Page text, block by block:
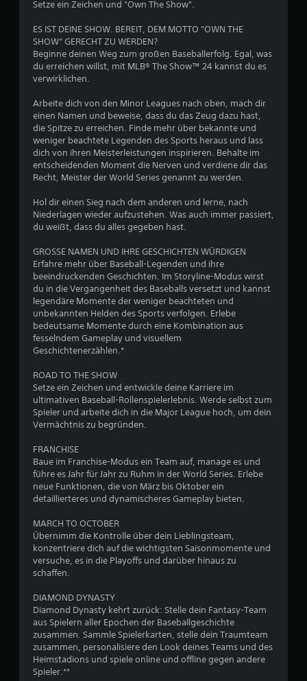
g
3
.
6
v
5
e
r
e
u
2
7
6
Setze ein Zeichen und "Own The Show".
ES IST DEINE SHOW. BEREIT, DEM MOTTO "OWN THE
SHOW“ GERECHT ZU WERDEN?
Beginne deinen Weg zum großen Baseballerfolg. Egal, was
du erreichen willst, mit MLB® The Show™ 24 kannst du es
verwirklichen.
Arbeite dich von den Minor Leagues nach oben, mach dir
einen Namen und beweise, dass du das Zeug dazu hast,
die Spitze zu erreichen. Finde mehr über bekannte und
weniger beachtete Legenden des Sports heraus und lass
dich von ihren Meisterleistungen inspirieren. Behalte im
entscheidenden Moment die Nerven und verdiene dir das
Recht, Meister der World Series genannt zu werden.
Hol dir einen Sieg nach dem anderen und lerne, nach
Niederlagen wieder aufzustehen. Was auch immer passiert,
du weißt, dass du alles gegeben hast.
GROSSE NAMEN UND IHRE GESCHICHTEN WÜRDIGEN
Erfahre mehr über Baseball-Legenden und ihre
beeindruckenden Geschichten. Im Storyline-Modus wirst
du in die Vergangenheit des Baseballs versetzt und kannst
legendäre Momente der weniger beachteten und
unbekannten Helden des Sports verfolgen. Erlebe
bedeutsame Momente durch eine Kombination aus
fesselndem Gameplay und visuellem
Geschichtenerzählen.*
ROAD TO THE SHOW
Setze ein Zeichen und entwickle deine Karriere im
ultimativen Baseball-Rollenspielerlebnis. Werde selbst zum
Spieler und arbeite dich in die Major League hoch, um dein
Vermächtnis zu begründen.
FRANCHISE
Baue im Franchise-Modus ein Team auf, manage es und
führe es Jahr für Jahr zu Ruhm in der World Series. Erlebe
neue Funktionen, die von März bis Oktober ein
detaillierteres und dynamischeres Gameplay bieten.
MARCH TO OCTOBER
Übernimm die Kontrolle über dein Lieblingsteam,
konzentriere dich auf die wichtigsten Saisonmomente und
versuche, es in die Playoffs und darüber hinaus zu
schaffen.
DIAMOND DYNASTY
Diamond Dynasty kehrt zurück: Stelle dein Fantasy-Team
aus Spielern aller Epochen der Baseballgeschichte
zusammen. Sammle Spielerkarten, stelle dein Traumteam
zusammen, personalisiere den Look deines Teams und des
Heimstadions und spiele online und offline gegen andere
Spieler.**